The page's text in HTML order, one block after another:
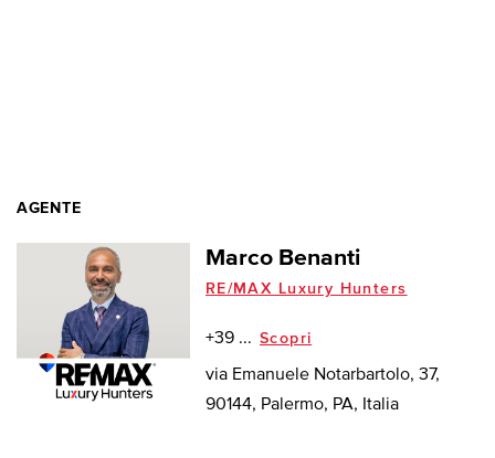
AGENTE
Marco Benanti
RE/MAX Luxury Hunters
+39 ... Scopri
via Emanuele Notarbartolo, 37,
90144, Palermo, PA, Italia